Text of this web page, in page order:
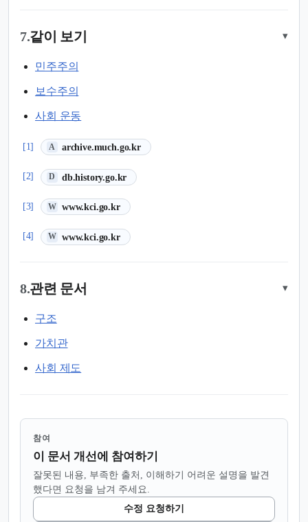
7.같이 보기 ▾
민주주의
보수주의
사회 운동
[1] A archive.much.go.kr
(새 탭에서 열림)
[2] D db.history.go.kr
(새 탭에서 열림)
[3] W www.kci.go.kr
(새 탭에서 열림)
[4] W www.kci.go.kr
(새 탭에서 열림)
8.관련 문서 ▾
구조
가치관
사회 제도
참여
이 문서 개선에 참여하기
잘못된 내용, 부족한 출처, 이해하기 어려운 설명을 발견
했다면 요청을 남겨 주세요.
수정 요청하기